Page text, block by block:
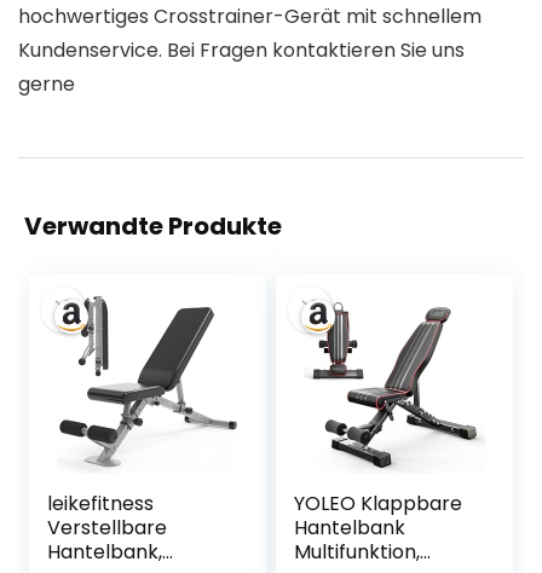
hochwertiges Crosstrainer-Gerät mit schnellem
Kundenservice. Bei Fragen kontaktieren Sie uns
gerne
Verwandte Produkte
leikefitness
Verstellbare
Hantelbank,
YOLEO Klappbare
Hantelbank
Multifunktion,